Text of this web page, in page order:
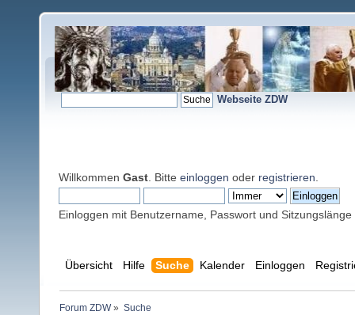
Webseite ZDW
Willkommen Gast . Bitte einloggen oder registrieren
Einloggen mit Benutzername, Passwort und Sitzungslänge
Übersicht Hilfe Suche Kalender Einloggen
Forum ZDW» Suche